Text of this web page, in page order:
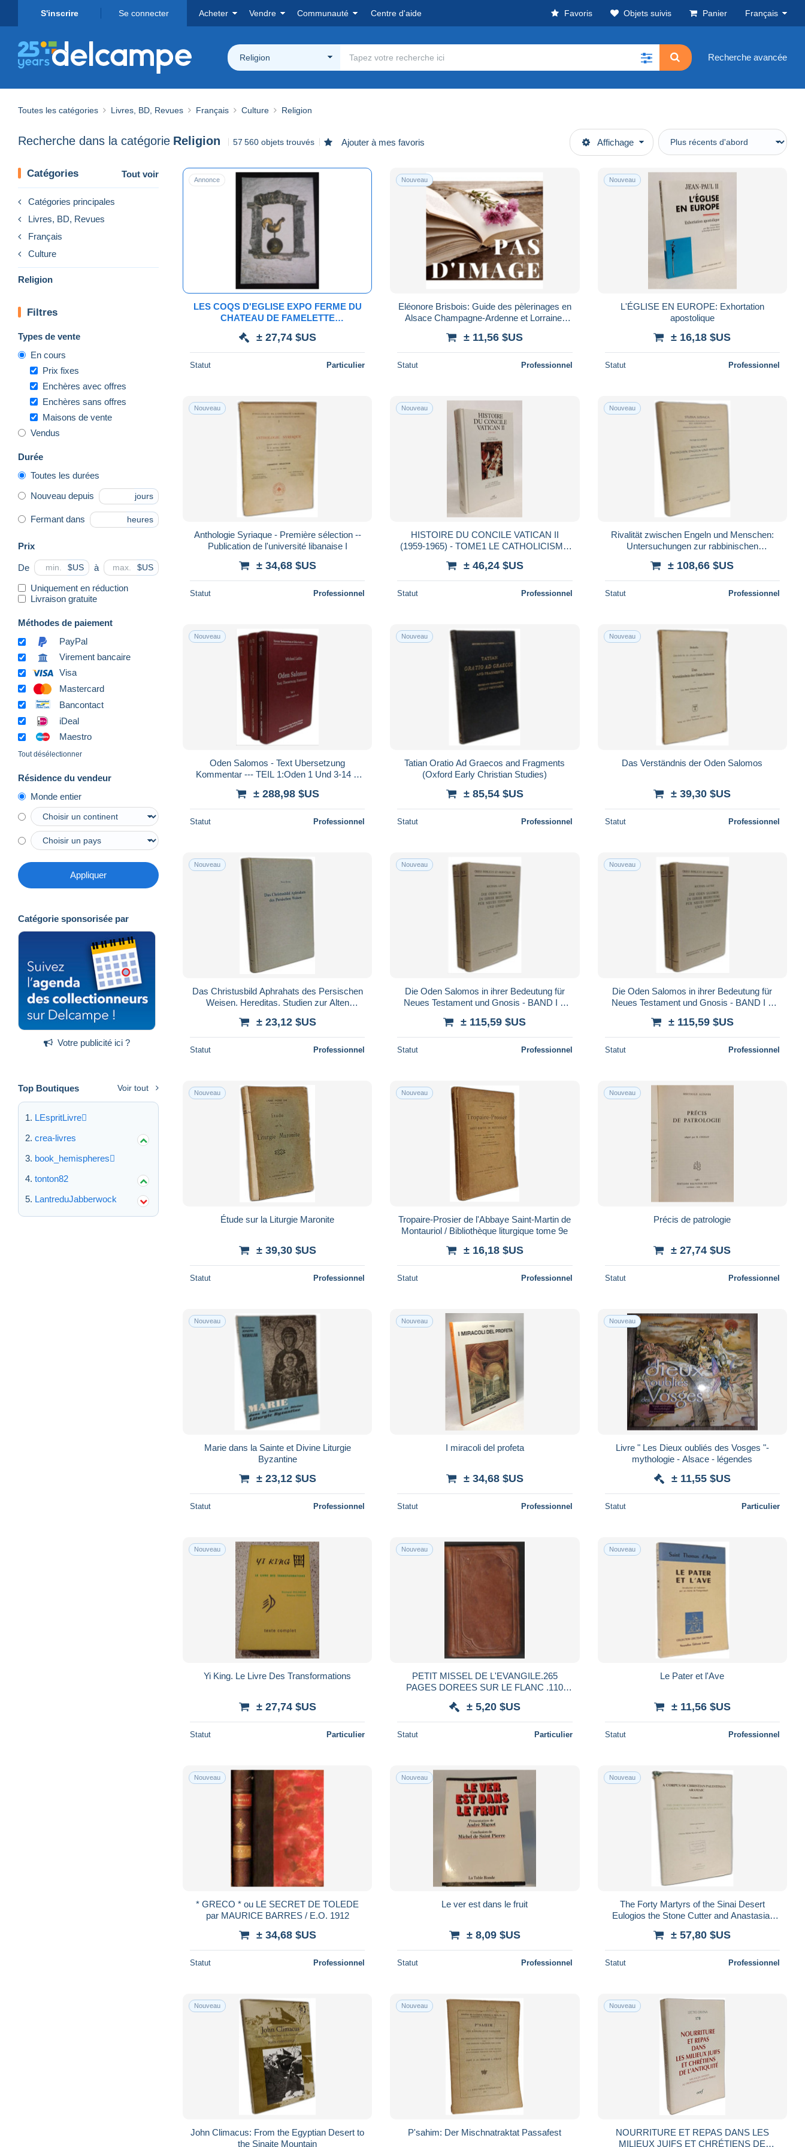
S'inscrire Se connecter Acheter Vendre Communauté Centre d'aide Favoris Objets suivis Panier Français
Religion Recherche avancée
Toutes les catégories Livres, BD, Revues Français Culture Religion
Recherche dans la catégorie Religion 57 560 objets trouvés Ajouter à mes favoris Affichage
Catégories Tout voir
Catégories principales
Livres, BD, Revues
Français
Culture
Religion
Filtres
Types de vente
En cours
Prix fixes
Enchères avec offres
Enchères sans offres
Maisons de vente
Vendus
Durée
Toutes les durées
Nouveau depuis jours
Fermant dans heures
Prix
De $US à $US
Uniquement en réduction
Livraison gratuite
Méthodes de paiement
PayPal
Virement bancaire
Visa
Mastercard
Bancontact
iDeal
Maestro
Tout désélectionner
Résidence du vendeur
Monde entier
Appliquer
Catégorie sponsorisée par
Votre publicité ici ?
Top Boutiques Voir tout
LEspritLivre
crea-livres
book_hemispheres
tonton82
LantreduJabberwock
Annonce
LES COQS D'EGLISE EXPO FERME DU
CHATEAU DE FAMELETTE
± 27,74 $US
Statut Particulier
Nouveau
Eléonore Brisbois: Guide des pèlerinages en
Alsace Champagne-Ardenne et Lorraine/
± 11,56 $US
Statut Professionnel
Nouveau
L'ÉGLISE EN EUROPE: Exhortation
apostolique
± 16,18 $US
Statut Professionnel
Nouveau
Anthologie Syriaque - Première sélection --
Publication de l'université libanaise I
± 34,68 $US
Statut Professionnel
Nouveau
HISTOIRE DU CONCILE VATICAN II
(1959-1965) - TOME1 LE CATHOLICISME
catholicisme vers une no
± 46,24 $US
Statut Professionnel
Nouveau
Rivalität zwischen Engeln und Menschen:
Untersuchungen zur rabbinischen
± 108,66 $US
Statut Professionnel
Nouveau
Oden Salomos - Text Ubersetzung
Kommentar --- TEIL 1:Oden 1 Und 3-14 +
± 288,98 $US
Statut Professionnel
Nouveau
Tatian Oratio Ad Graecos and Fragments
(Oxford Early Christian Studies)
± 85,54 $US
Statut Professionnel
Nouveau
Das Verständnis der Oden Salomos
± 39,30 $US
Statut Professionnel
Nouveau
Das Christusbild Aphrahats des Persischen
Weisen. Hereditas. Studien zur Alten
± 23,12 $US
Statut Professionnel
Nouveau
Die Oden Salomos in ihrer Bedeutung für
Neues Testament und Gnosis - BAND I +
± 115,59 $US
Statut Professionnel
Nouveau
Die Oden Salomos in ihrer Bedeutung für
Neues Testament und Gnosis - BAND I +
± 115,59 $US
Statut Professionnel
Nouveau
Étude sur la Liturgie Maronite
± 39,30 $US
Statut Professionnel
Nouveau
Tropaire-Prosier de l'Abbaye Saint-Martin de
Montauriol / Bibliothèque liturgique tome 9e
± 16,18 $US
Statut Professionnel
Nouveau
Précis de patrologie
± 27,74 $US
Statut Professionnel
Nouveau
Marie dans la Sainte et Divine Liturgie
Byzantine
± 23,12 $US
Statut Professionnel
Nouveau
I miracoli del profeta
± 34,68 $US
Statut Professionnel
Nouveau
Livre " Les Dieux oubliés des Vosges "-
mythologie - Alsace - légendes
± 11,55 $US
Statut Particulier
Nouveau
Yi King. Le Livre Des Transformations
± 27,74 $US
Statut Particulier
Nouveau
PETIT MISSEL DE L'EVANGILE.265
PAGES DOREES SUR LE FLANC .110
FIN . EDIT DE 1943
± 5,20 $US
Statut Particulier
Nouveau
Le Pater et l'Ave
± 11,56 $US
Statut Professionnel
Nouveau
* GRECO * ou LE SECRET DE TOLEDE
par MAURICE BARRES / E.O. 1912
± 34,68 $US
Statut Professionnel
Nouveau
Le ver est dans le fruit
± 8,09 $US
Statut Professionnel
Nouveau
The Forty Martyrs of the Sinai Desert
Eulogios the Stone Cutter and Anastasia:
± 57,80 $US
Statut Professionnel
Nouveau
John Climacus: From the Egyptian Desert to
the Sinaite Mountain
Nouveau
P'sahim: Der Mischnatraktat Passafest
Nouveau
NOURRITURE ET REPAS DANS LES
MILIEUX JUIFS ET CHRÉTIENS DE